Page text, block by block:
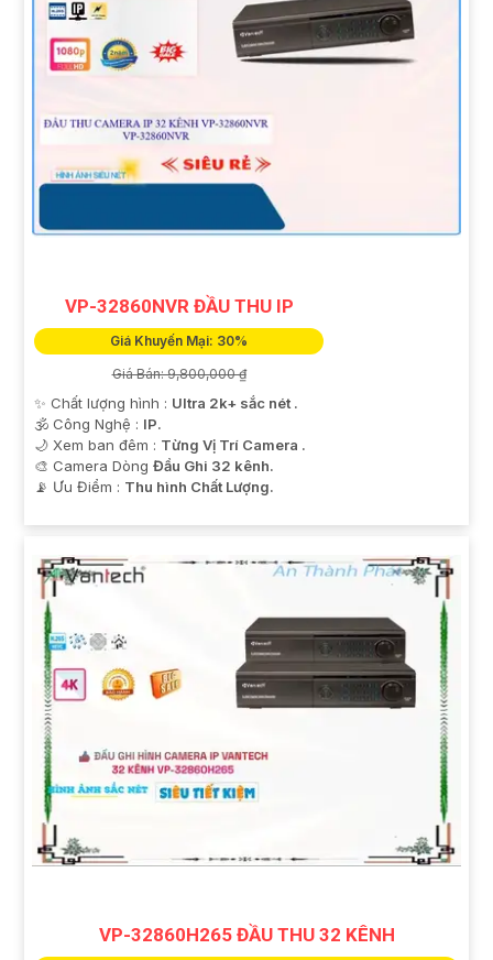
VP-32860NVR ĐẦU THU IP
Giá Khuyến Mại: 30%
Giá Bán: 9,800,000 ₫
✨ Chất lượng hình : Ultra 2k+ sắc nét .
🕉️ Công Nghệ : IP.
🌙 Xem ban đêm : Từng Vị Trí Camera .
🎨 Camera Dòng Đầu Ghi 32 kênh.
️📡 Ưu Điểm : Thu hình Chất Lượng.
VP-32860H265 ĐẦU THU 32 KÊNH